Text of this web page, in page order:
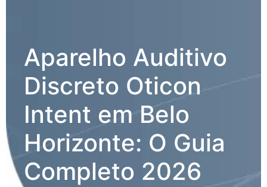
Aparelho Auditivo
Discreto Oticon
Intent em Belo
Horizonte: O Guia
Completo 2026